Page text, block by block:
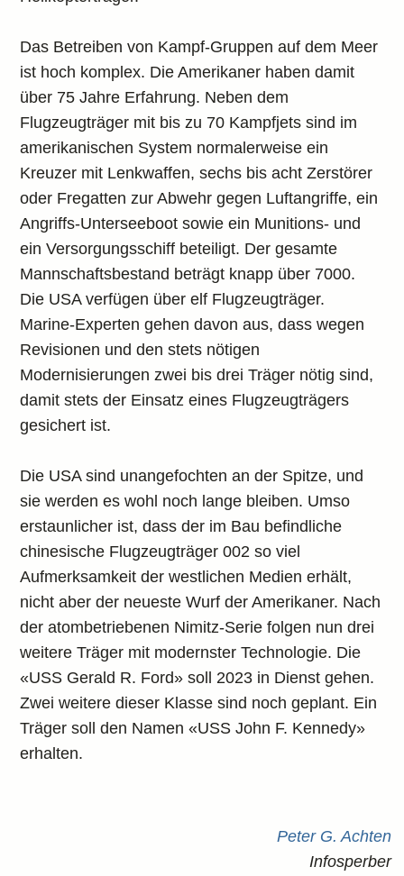
Das Betreiben von Kampf-Gruppen auf dem Meer
ist hoch komplex. Die Amerikaner haben damit
über 75 Jahre Erfahrung. Neben dem
Flugzeugträger mit bis zu 70 Kampfjets sind im
amerikanischen System normalerweise ein
Kreuzer mit Lenkwaffen, sechs bis acht Zerstörer
oder Fregatten zur Abwehr gegen Luftangriffe, ein
Angriffs-Unterseeboot sowie ein Munitions- und
ein Versorgungsschiff beteiligt. Der gesamte
Mannschaftsbestand beträgt knapp über 7000.
Die USA verfügen über elf Flugzeugträger.
Marine-Experten gehen davon aus, dass wegen
Revisionen und den stets nötigen
Modernisierungen zwei bis drei Träger nötig sind,
damit stets der Einsatz eines Flugzeugträgers
gesichert ist.
Die USA sind unangefochten an der Spitze, und
sie werden es wohl noch lange bleiben. Umso
erstaunlicher ist, dass der im Bau befindliche
chinesische Flugzeugträger 002 so viel
Aufmerksamkeit der westlichen Medien erhält,
nicht aber der neueste Wurf der Amerikaner. Nach
der atombetriebenen Nimitz-Serie folgen nun drei
weitere Träger mit modernster Technologie. Die
«USS Gerald R. Ford» soll 2023 in Dienst gehen.
Zwei weitere dieser Klasse sind noch geplant. Ein
Träger soll den Namen «USS John F. Kennedy»
erhalten.
Peter G. Achten
Infosperber